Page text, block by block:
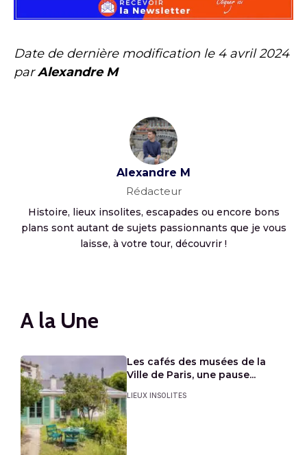
Date de dernière modification le 4 avril 2024
parAlexandre M
Alexandre M
Rédacteur
Histoire, lieux insolites, escapades ou encore bons
plans sont autant de sujets passionnants que je vous
laisse, à votre tour, découvrir !
A la Une
Les cafés des musées de la
Ville de Paris, une pause...
LIEUX INSOLITES